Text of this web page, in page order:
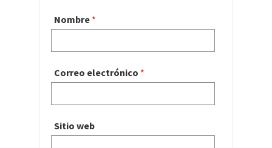
Nombre *
Correo electrónico *
Sitio web